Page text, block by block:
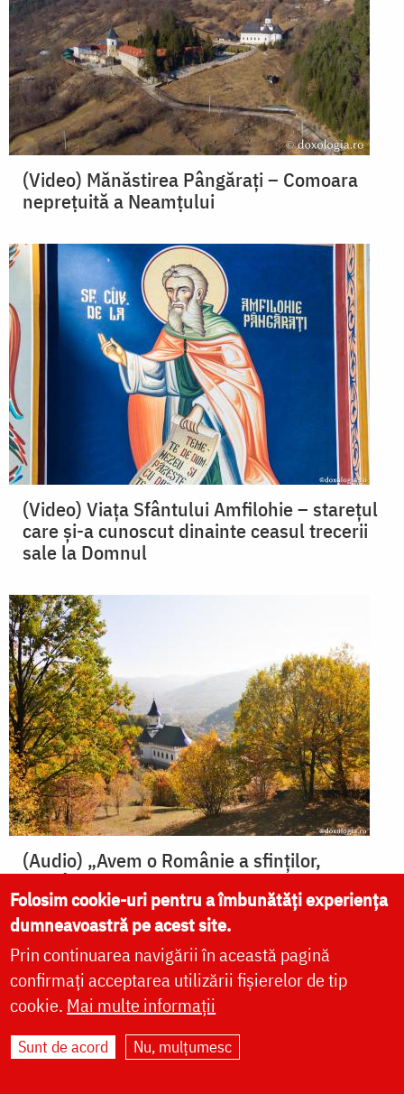
(Video) Mănăstirea Pângărați – Comoara
neprețuită a Neamțului
(Video) Viața Sfântului Amfilohie – starețul
care și-a cunoscut dinainte ceasul trecerii
sale la Domnul
(Audio) „Avem o Românie a sfinților,
România sfinților din ceruri” ‒ Pr. Vasile
Păvăleanu
Folosim cookie-uri pentru a îmbunătăți experiența
dumneavoastră pe acest site.
Prin continuarea navigării în această pagină
confirmați acceptarea utilizării fișierelor de tip
cookie. Mai multe informații
Sunt de acord Nu, mulțumesc